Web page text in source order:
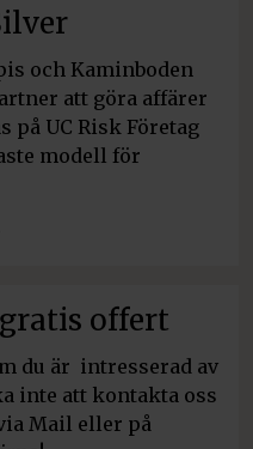
och Kaminboden
att göra affärer
på UC Risk Företag
modell för
offert
du är intresserad av
inte att kontakta oss
Mail eller på